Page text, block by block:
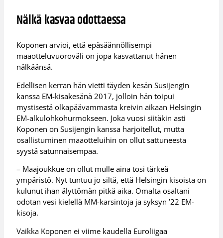
Nälkä kasvaa odottaessa
Koponen arvioi, että epäsäännöllisempi
maaotteluvuoroväli on jopa kasvattanut hänen
nälkäänsä.
Edellisen kerran hän vietti täyden kesän Susijengin
kanssa EM-kisakesänä 2017, jolloin hän toipui
mystisestä olkapäävammasta kreivin aikaan Helsingin
EM-alkulohkohurmokseen. Joka vuosi siitäkin asti
Koponen on Susijengin kanssa harjoitellut, mutta
osallistuminen maaotteluihin on ollut sattuneesta
syystä satunnaisempaa.
– Maajoukkue on ollut mulle aina tosi tärkeä
ympäristö. Nyt tuntuu jo siltä, että Helsingin kisoista on
kulunut ihan älyttömän pitkä aika. Omalta osaltani
odotan vesi kielellä MM-karsintoja ja syksyn ’22 EM-
kisoja.
Vaikka Koponen ei viime kaudella Euroliigaa